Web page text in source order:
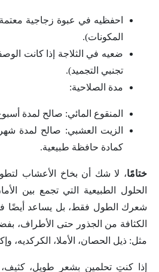
احفظيه في عبوة زجاجية
المكونات).
ضعيه في الثلاجة إذا كانت
تجنبي التجميد).
مدة الصلاحية:
المنقوع المائي: صالح لمدة
كمادة حافظة طبيعية.
ختامًا، لا شك أن بخاخ الأعشاب
الحلول الطبيعية التي تجمع بين
شعرك الطول فقط، بل يساعد أيضًا في
الكثافة من الجذور حتى الأطراف،
مثل: ذيل الحصان، الأملا، الكركديه،
إذا كنتِ تحلمين بشعر طويل،